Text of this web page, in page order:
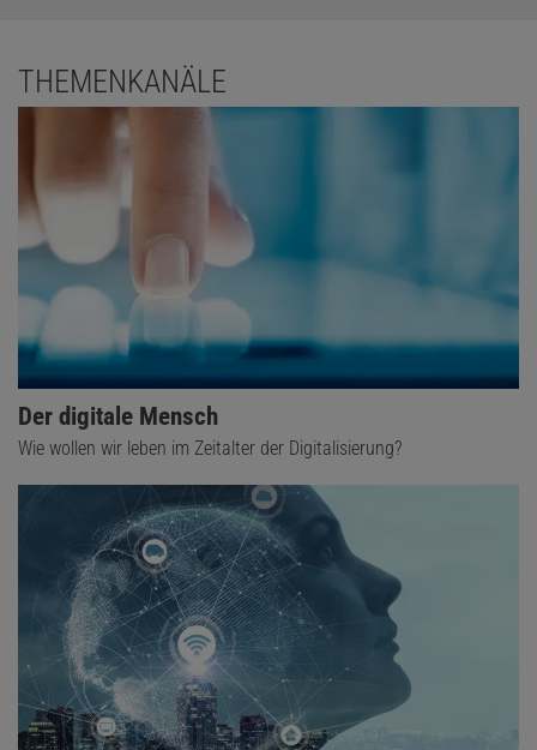
THEMENKANÄLE
Der digitale Mensch
Wie wollen wir leben im Zeitalter der Digitalisierung?